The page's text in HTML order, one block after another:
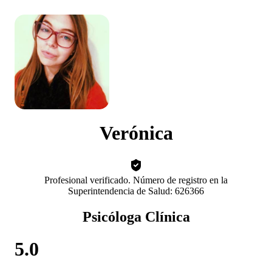
Verónica
Profesional verificado. Número de registro en la
Superintendencia de Salud: 626366
Psicóloga Clínica
5.0